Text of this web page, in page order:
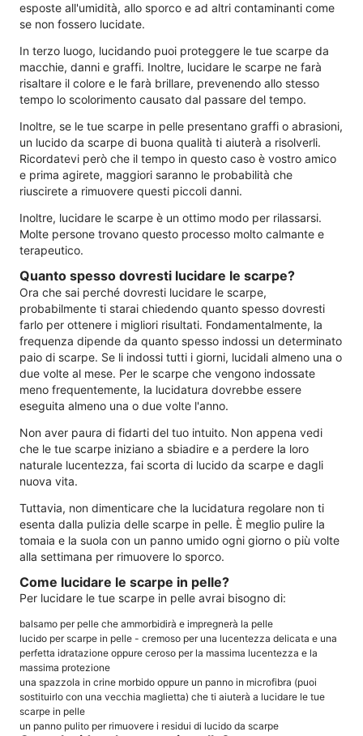
esposte all'umidità, allo sporco e ad altri contaminanti come
se non fossero lucidate.
In terzo luogo, lucidando puoi proteggere le tue scarpe da
macchie, danni e graffi. Inoltre, lucidare le scarpe ne farà
risaltare il colore e le farà brillare, prevenendo allo stesso
tempo lo scolorimento causato dal passare del tempo.
Inoltre, se le tue scarpe in pelle presentano graffi o abrasioni,
un lucido da scarpe di buona qualità ti aiuterà a risolverli.
Ricordatevi però che il tempo in questo caso è vostro amico
e prima agirete, maggiori saranno le probabilità che
riuscirete a rimuovere questi piccoli danni.
Inoltre, lucidare le scarpe è un ottimo modo per rilassarsi.
Molte persone trovano questo processo molto calmante e
terapeutico.
Quanto spesso dovresti lucidare le scarpe?
Ora che sai perché dovresti lucidare le scarpe,
probabilmente ti starai chiedendo quanto spesso dovresti
farlo per ottenere i migliori risultati. Fondamentalmente, la
frequenza dipende da quanto spesso indossi un determinato
paio di scarpe. Se li indossi tutti i giorni, lucidali almeno una o
due volte al mese. Per le scarpe che vengono indossate
meno frequentemente, la lucidatura dovrebbe essere
eseguita almeno una o due volte l'anno.
Non aver paura di fidarti del tuo intuito. Non appena vedi
che le tue scarpe iniziano a sbiadire e a perdere la loro
naturale lucentezza, fai scorta di lucido da scarpe e dagli
nuova vita.
Tuttavia, non dimenticare che la lucidatura regolare non ti
esenta dalla pulizia delle scarpe in pelle. È meglio pulire la
tomaia e la suola con un panno umido ogni giorno o più volte
alla settimana per rimuovere lo sporco.
Come lucidare le scarpe in pelle?
Per lucidare le tue scarpe in pelle avrai bisogno di:
balsamo per pelle che ammorbidirà e impregnerà la pelle
lucido per scarpe in pelle - cremoso per una lucentezza delicata e una
perfetta idratazione oppure ceroso per la massima lucentezza e la
massima protezione
una spazzola in crine morbido oppure un panno in microfibra (puoi
sostituirlo con una vecchia maglietta) che ti aiuterà a lucidare le tue
scarpe in pelle
un panno pulito per rimuovere i residui di lucido da scarpe